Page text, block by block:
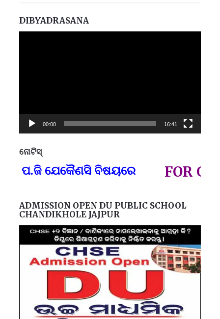
DIBYADRASANA
00:00 16:41
ନୋଟିସ୍
ଯେକୈଣସି ବିଷୟରେ FOR
ADMISSION OPEN DU PUBLIC SCHOOL
CHANDIKHOLE JAJPUR